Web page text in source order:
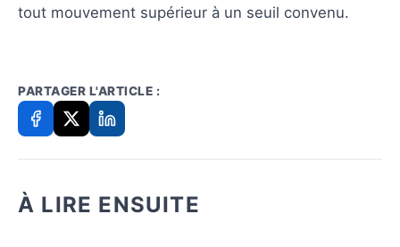
tout mouvement supérieur à un seuil convenu.
PARTAGER L'ARTICLE :
À LIRE ENSUITE